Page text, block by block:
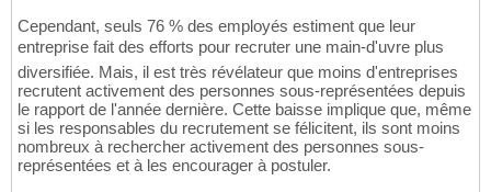
Cependant, seuls 76 % des employés estiment que leur
entreprise fait des efforts pour recruter une main-d'uvre plus
diversifiée. Mais, il est très révélateur que moins d'entreprises
recrutent activement des personnes sous-représentées depuis
le rapport de l'année dernière. Cette baisse implique que, même
si les responsables du recrutement se félicitent, ils sont moins
nombreux à rechercher activement des personnes sous-
représentées et à les encourager à postuler.